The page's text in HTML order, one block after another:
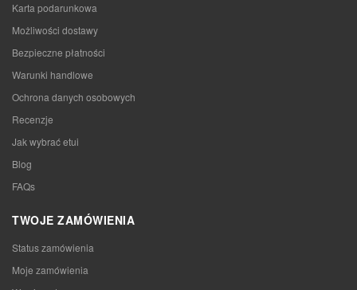
Karta podarunkowa
Możliwości dostawy
Bezpieczne płatności
Warunki handlowe
Ochrona danych osobowych
Recenzje
Jak wybrać etui
Blog
FAQs
TWOJE ZAMÓWIENIA
Status zamówienia
Moje zamówienia